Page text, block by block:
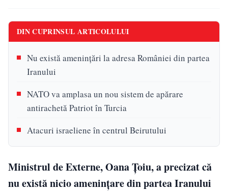
DIN CUPRINSUL ARTICOLULUI
Nu există amenințări la adresa României din partea
Iranului
NATO va amplasa un nou sistem de apărare
antirachetă Patriot în Turcia
Atacuri israeliene în centrul Beirutului
Ministrul de Externe, Oana Țoiu, a precizat că
nu există nicio amenințare din partea Iranului